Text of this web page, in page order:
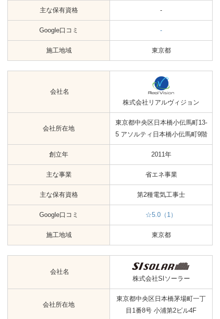
主な保有資格 -
Google口コミ -
施工地域 東京都
会社名
株式会社リアルヴィジョン
会社所在地
東京都中央区日本橋小伝馬町13-
5 アソルティ日本橋小伝馬町9階
創立年 2011年
主な事業 省エネ事業
主な保有資格 第2種電気工事士
Google口コミ ☆5.0（1）
施工地域 東京都
会社名
株式会社SIソーラー
会社所在地
東京都中央区日本橋茅場町一丁
目1番8号 小浦第2ビル4F